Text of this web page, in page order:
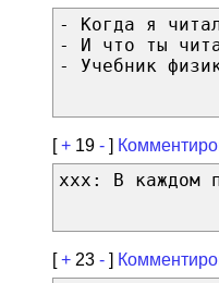
- Когда я
- И что ты
- Учебник
[+ 19 - ]
xxx: В каждом
[+ 23 - ]